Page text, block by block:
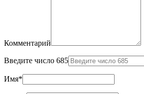
Комментарий
Введите число 685
Имя*